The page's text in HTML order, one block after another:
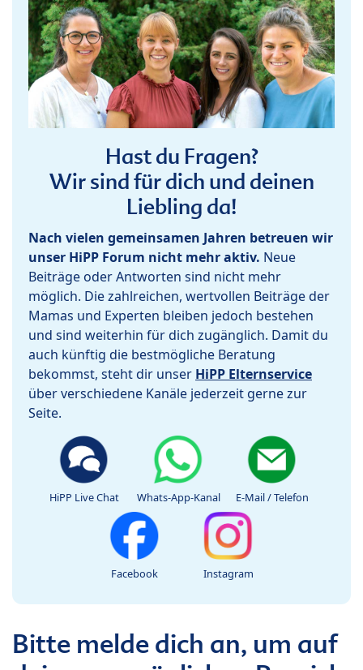
Hast du Fragen?
Wir sind für dich und deinen
Liebling da!
Nach vielen gemeinsamen Jahren betreuen wir
unser HiPP Forum nicht mehr aktiv. Neue
Beiträge oder Antworten sind nicht mehr
möglich. Die zahlreichen, wertvollen Beiträge der
Mamas und Experten bleiben jedoch bestehen
und sind weiterhin für dich zugänglich. Damit du
auch künftig die bestmögliche Beratung
bekommst, steht dir unser HiPP Elternservice
über verschiedene Kanäle jederzeit gerne zur
Seite.
HiPP Live Chat Whats-App-Kanal E-Mail / Telefon
Facebook Instagram
Bitte melde dich an, um auf